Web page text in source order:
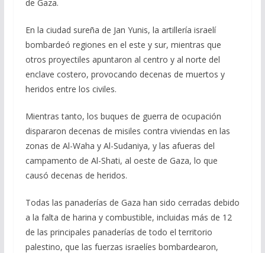
de Gaza.
En la ciudad sureña de Jan Yunis, la artillería israelí
bombardeó regiones en el este y sur, mientras que
otros proyectiles apuntaron al centro y al norte del
enclave costero, provocando decenas de muertos y
heridos entre los civiles.
Mientras tanto, los buques de guerra de ocupación
dispararon decenas de misiles contra viviendas en las
zonas de Al-Waha y Al-Sudaniya, y las afueras del
campamento de Al-Shati, al oeste de Gaza, lo que
causó decenas de heridos.
Todas las panaderías de Gaza han sido cerradas debido
a la falta de harina y combustible, incluidas más de 12
de las principales panaderías de todo el territorio
palestino, que las fuerzas israelíes bombardearon,